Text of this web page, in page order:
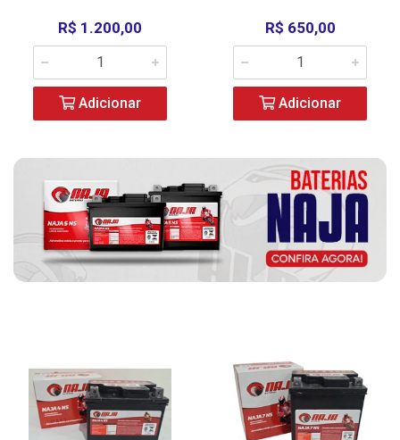
R$ 1.200,00
Adicionar
R$ 650,00
Adicionar